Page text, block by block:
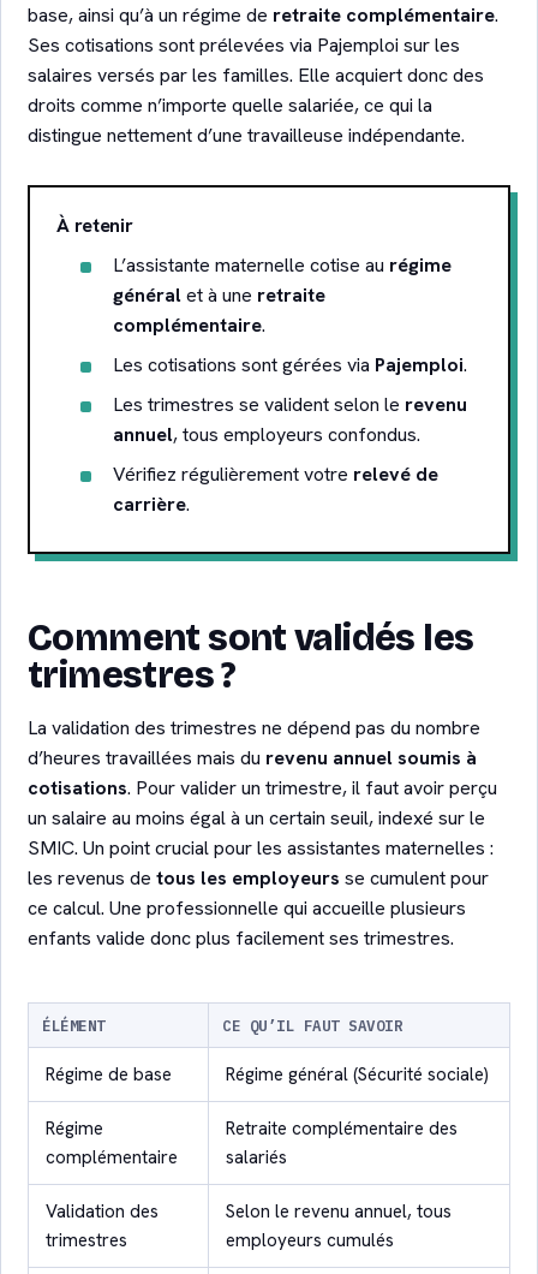
base, ainsi qu’à un régime de retraite complémentaire.
Ses cotisations sont prélevées via Pajemploi sur les
salaires versés par les familles. Elle acquiert donc des
droits comme n’importe quelle salariée, ce qui la
distingue nettement d’une travailleuse indépendante.
À retenir
L’assistante maternelle cotise au régime
généralet à une retraite
complémentaire.
Les cotisations sont gérées via Pajemploi.
Les trimestres se valident selon le revenu
annuel, tous employeurs confondus.
Vérifiez régulièrement votre relevé de
carrière.
Comment sont validés les
trimestres ?
La validation des trimestres ne dépend pas du nombre
d’heures travaillées mais du revenu annuel soumis à
cotisations. Pour valider un trimestre, il faut avoir perçu
un salaire au moins égal à un certain seuil, indexé sur le
SMIC. Un point crucial pour les assistantes maternelles :
les revenus de tous les employeurs se cumulent pour
ce calcul. Une professionnelle qui accueille plusieurs
enfants valide donc plus facilement ses trimestres.
ÉLÉMENT CE QU’IL FAUT SAVOIR
Régime de base Régime général (Sécurité sociale)
Régime
complémentaire
Retraite complémentaire des
salariés
Validation des
trimestres
Selon le revenu annuel, tous
employeurs cumulés